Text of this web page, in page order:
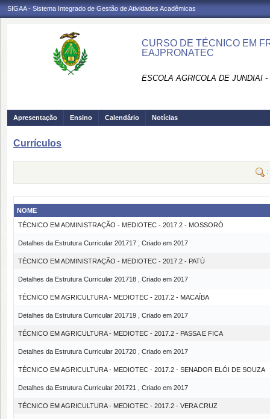
SIGAA - Sistema Integrado de Gestão de Atividades Acadêmicas
CURSO DE TÉCNICO EM
EAJPRONATEC
ESCOLA AGRICOLA DE JUNDIAI
Apresentação Ensino Calendário Notícias
Currículos
:
NOME
TÉCNICO EM ADMINISTRAÇÃO - MEDIOTEC - 2017.2 - MOSSORÓ
Detalhes da Estrutura Curricular 201717 , Criado em 2017
TÉCNICO EM ADMINISTRAÇÃO - MEDIOTEC - 2017.2 - PATÚ
Detalhes da Estrutura Curricular 201718 , Criado em 2017
TÉCNICO EM AGRICULTURA - MEDIOTEC - 2017.2 - MACAÍBA
Detalhes da Estrutura Curricular 201719 , Criado em 2017
TÉCNICO EM AGRICULTURA - MEDIOTEC - 2017.2 - PASSA E FICA
Detalhes da Estrutura Curricular 201720 , Criado em 2017
TÉCNICO EM AGRICULTURA - MEDIOTEC - 2017.2 - SENADOR ELÓI DE SOUZA
Detalhes da Estrutura Curricular 201721 , Criado em 2017
TÉCNICO EM AGRICULTURA - MEDIOTEC - 2017.2 - VERA CRUZ